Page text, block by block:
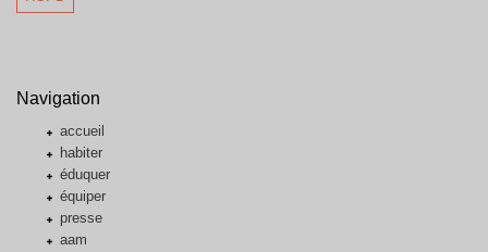
Navigation
accueil
habiter
éduquer
équiper
presse
aam